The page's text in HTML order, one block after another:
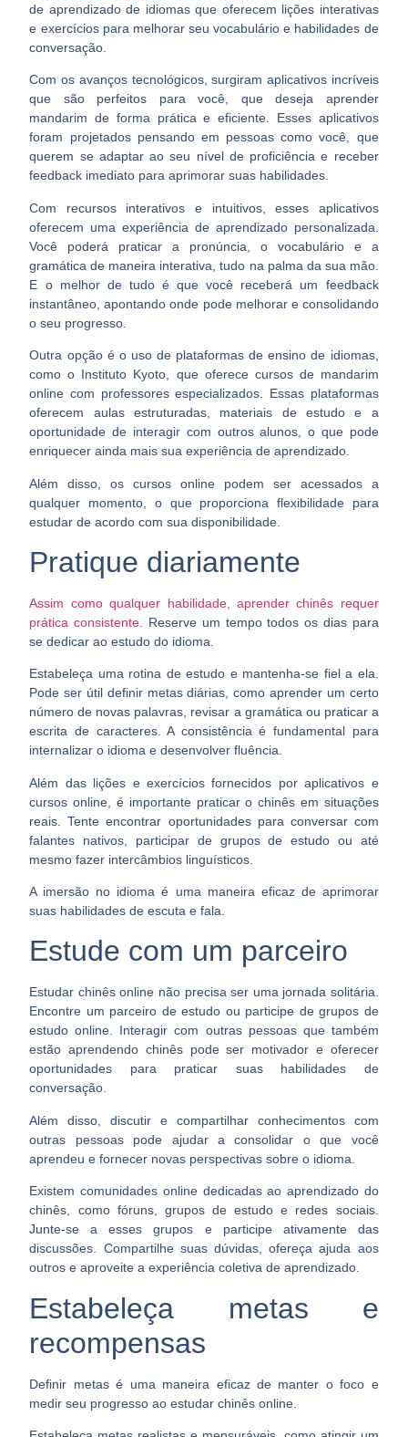
de aprendizado de idiomas que oferecem lições interativas
e exercícios para melhorar seu vocabulário e habilidades de
conversação
Com os avanços tecnológicos, surgiram aplicativos incríveis
que são perfeitos para você, que deseja aprender
mandarim de forma prática e eficiente. Esses aplicativos
foram projetados pensando em pessoas como você, que
querem se adaptar ao seu nível de proficiência e receber
feedback imediato para aprimorar suas habilidades.
Com recursos interativos e intuitivos, esses aplicativos
oferecem uma experiência de aprendizado personalizada.
Você poderá praticar a pronúncia, o vocabulário e a
gramática de maneira interativa, tudo na palma da sua mão.
E o melhor de tudo é que você receberá um feedback
instantâneo, apontando onde pode melhorar e consolidando
o seu progresso.
Outra opção é o uso de plataformas de ensino de idiomas,
como o Instituto Kyoto, que oferece cursos de mandarim
online com professores especializados. Essas plataformas
oferecem aulasestruturadas, materiais de estudo e a
oportunidade de interagir com outros alunos , o que pode
enriquecer ainda mais sua experiência de aprendizado.
Além disso, os cursos online podem ser acessados a
qualquer momento, o que proporciona flexibilidade para
estudar de acordo com sua disponibilidade.
Pratique diariamente
Assim como qualquer habilidade, aprender chinês requer
prática consistente . Reserve um tempo todos os dias para
se dedicar ao estudo do idioma.
Estabeleça uma rotina de estudo e mantenha-se fiel a ela.
Pode ser útil definir metas diárias, como aprender um certo
número de novas palavras, revisar a gramática ou praticar a
escrita de caracteres. A consistência é fundamental para
internalizar o idioma e desenvolver fluência.
Além das lições e exercícios fornecidos por aplicativos e
cursos online, é importante praticar o chinês em situações
reais. Tenteencontrar oportunidades para conversar com
falantes nativos , participar de grupos de estudo ou até
mesmo fazer intercâmbios linguísticos.
A imersão no idioma é uma maneira eficaz de aprimorar
suas habilidades de escuta e fala.
Estude com um parceiro
Estudar chinês online não precisa ser uma jornada solitária.
Encontre um parceiro de estudo ou participe de grupos de
estudo online. Interagir com outras pessoas que também
estão aprendendo chinês pode ser motivador e oferecer
oportunidades para praticar suas habilidades de
conversação.
Além disso, discutir e compartilhar conhecimentos com
outras pessoas pode ajudar a consolidar o que você
aprendeu e fornecer novas perspectivas sobre o idioma.
Existem comunidades online dedicadas ao aprendizado do
chinês, como fóruns, grupos de estudo e redes sociais.
Junte-se a esses grupos e participe ativamente das
discussões. Compartilhe suas dúvidas, ofereça ajuda aos
outros e aproveite a experiência coletiva de aprendizado.
Estabeleça metas e
recompensas
Definir metas é uma maneira eficaz de manter o foco e
medir seu progresso ao estudar chinês online.